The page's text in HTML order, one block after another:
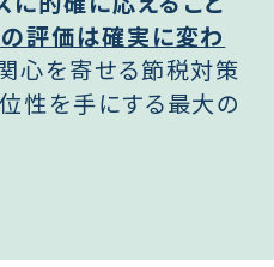
評価は確実に変わ
心を寄せる節税対策
性を手にする最大の